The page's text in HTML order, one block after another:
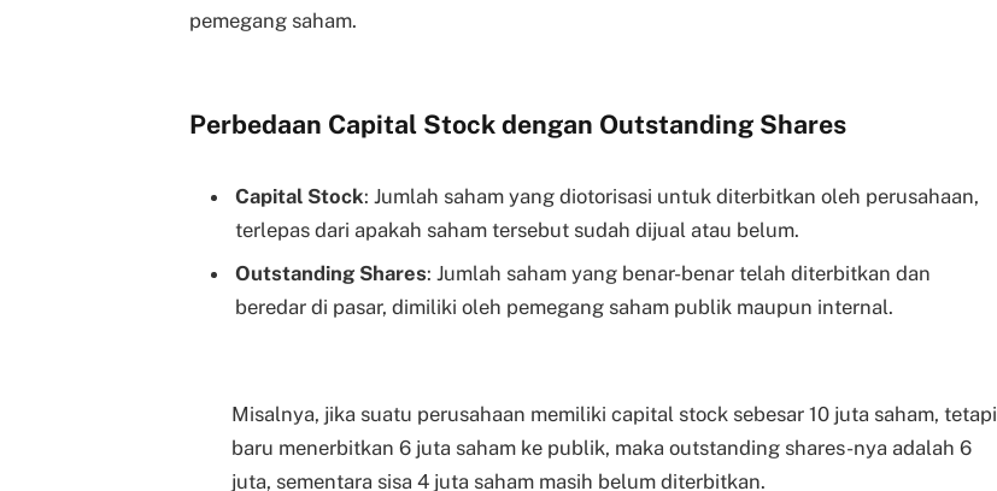
pemegang saham.
Perbedaan Capital Stock dengan Outstanding Shares
Capital Stock: Jumlah saham yang diotorisasi untuk diterbitkan oleh perusahaan,
terlepas dari apakah saham tersebut sudah dijual atau belum.
Outstanding Shares: Jumlah saham yang benar-benar telah diterbitkan dan
beredar di pasar, dimiliki oleh pemegang saham publik maupun internal.
Misalnya, jika suatu perusahaan memiliki capital stock sebesar 10 juta saham, tetapi
baru menerbitkan 6 juta saham ke publik, maka outstanding shares-nya adalah 6
juta, sementara sisa 4 juta saham masih belum diterbitkan.